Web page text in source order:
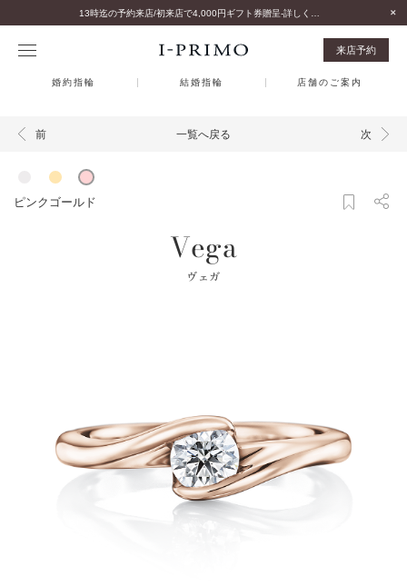
来店予約
婚約指輪 結婚指輪 店舗のご案内
前 一覧へ戻る 次
ピンクゴールド
Vega
ヴェガ